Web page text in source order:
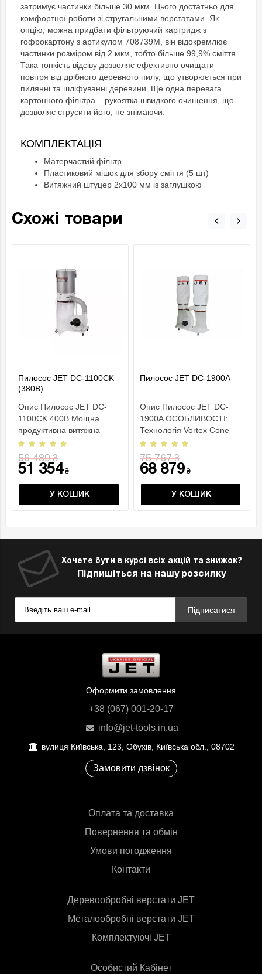
затримує частинки більше 30 мкм. Цього достатньо для
комфортної роботи зі стругальними верстатами. Як
опцію, можна придбати фільтруючий картридж з
гофрокартону з артикулом 708739М, він відокремлює
частинки розміром від 2 мкм, тобто більше 99,9% сміття.
Така тонкість відсіву дозволяє ефективно очищати
повітря від дрібного деревного пилу, що утворюється при
пилянні та шліфуванні деревини. Ще одна перевага
картонного фільтра – рукоятка швидкого очищення, що
дозволяє струсити його, не знімаючи.
КОМПЛЕКТАЦІЯ
Матерчастий фільтр
Пластиковий мішок для збору сміття (5 шт)
Витяжний штуцер 2х100 мм із заглушкою
Схожі товари
Пилосос JET DC-1100CK
(380В)
Опис Пилосос JET DC-
1100CK 400В Мощна
продуктивна витяжна
установка Jet DC-1100CK
для п..
56 489₴
51 354₴
У КОШИК
Пилосос JET DC-1900A
Опис Пилосос JET DC-
1900A ОСОБЛИВОСТІ:
Технологія Vortex Cone
Можливість встановлення
..
75 767₴
68 879 ₴
У КОШИК
Хочете бути в курсі всіх акцій та знижок?
Підпишіться на нашу розсилку
Підписатися
Оформити замовлення
+38 (067) 001-20-17
info@jet-tools.in.ua
вулиця Київська, 123, Обухів, Київська обл., 08702
Замовити дзвінок
Оплата та доставка
Повернення та обмін
Умови погодження
Контакти
Деревообробні верстати JET
Металообробні верстати JET
Комплектуючі JET
Особистий Кабінет